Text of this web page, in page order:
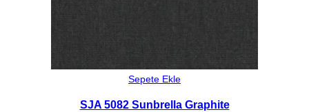
Sepete Ekle
SJA 5082 Sunbrella Graphite